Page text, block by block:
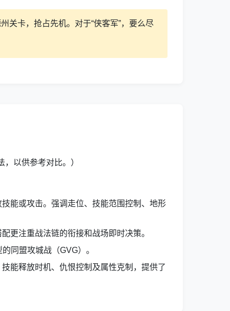
关卡，抢占先机。对于“侠客军”，要么尽
，以供参考对比。）
能或攻击。强调走位、技能范围控制、地形
更注重战法链的衔接和战场即时决策。
同盟攻城战（GVG）。
能释放时机、仇恨控制及属性克制，提供了